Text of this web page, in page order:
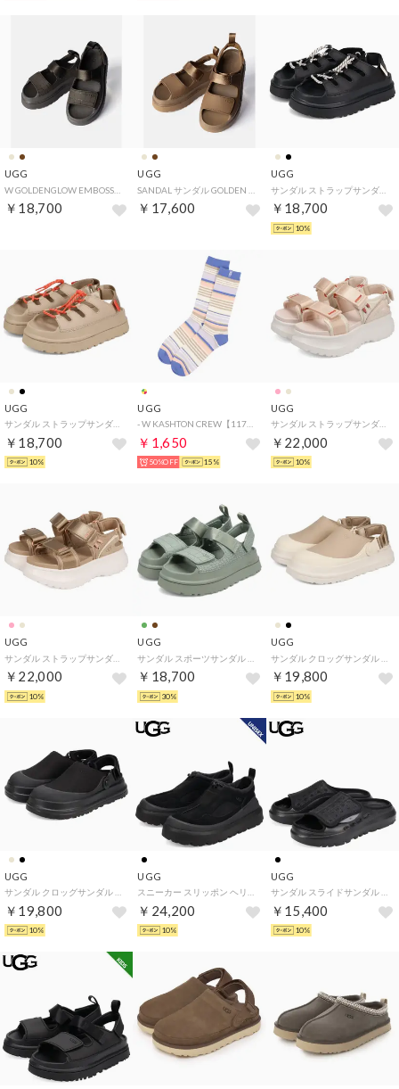
UGG
￥18,700
UGG
￥17,600
UGG
サンダル ストラップサンダル ゴールデングロウトグル レディース 厚底 W GOLDENGLOW TOGGLE 1179370 （BLACK）
￥18,700
10%
UGG
￥18,700
10%
UGG
￥1,650
50%OFF 15%
UGG
サンダル ストラップサンダル アストロメトロ レディース 厚底 ASTROMETRO STRAP ブラウン ピンク 1175297 （DARK QUARTZ）
￥22,000
10%
UGG
￥22,000
10%
UGG
￥18,700
30%
UGG
￥19,800
10%
UGG
￥19,800
10%
UGG
￥24,200
10%
UGG
￥15,400
10%